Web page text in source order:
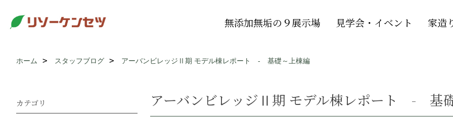
無添加無垢の９展示場 見学会・イベント 家造
ホーム スタッフブログ アーバンビレッジⅡ期 モデル棟レポート - 基礎～上棟編
アーバンビレッジⅡ期 モデル棟レポート - 基
カテゴリ